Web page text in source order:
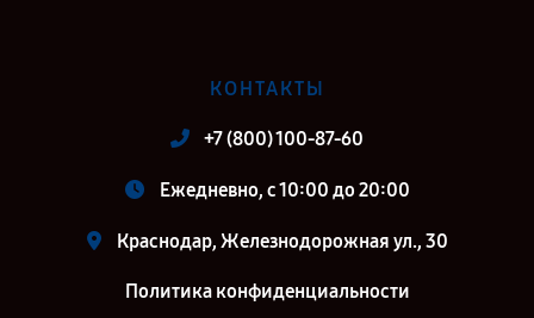
КОНТАКТЫ
+7 (800) 100-87-60
Ежедневно, с 10:00 до 20:00
Краснодар, Железнодорожная ул., 30
Политика конфиденциальности